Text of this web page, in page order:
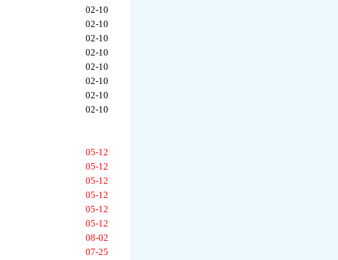
02-10
02-10
02-10
02-10
02-10
02-10
02-10
02-10
05-12
05-12
05-12
05-12
05-12
05-12
08-02
07-25